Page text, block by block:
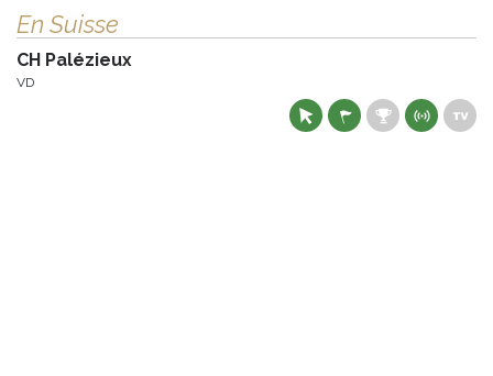
En Suisse
CH Palézieux
VD